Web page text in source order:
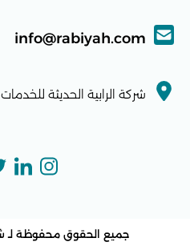
info@rabiyah.com
شركة الرابية الحديثة
جميع الحقوق محفوظة لـ